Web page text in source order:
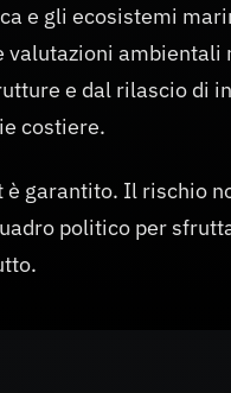
e gli ecosistemi
ambientali
e dal rilascio di
costiere.
garantito. Il rischio
politico per